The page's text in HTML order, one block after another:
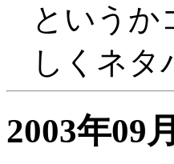
というか
しくネ
2003年09